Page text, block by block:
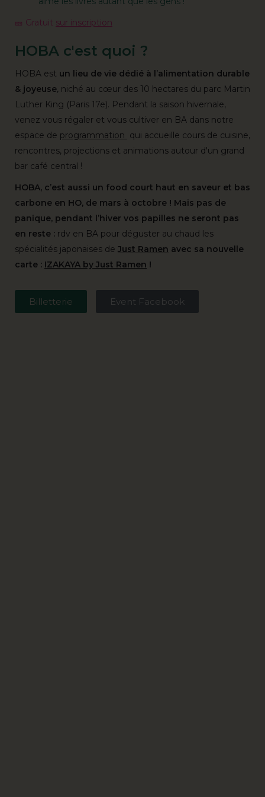
🎫 Gratuit sur inscription
HOBA c'est quoi ?
HOBA est un lieu de vie dédié à l’alimentation durable
& joyeuse, niché au cœur des 10 hectares du parc Martin
Luther King (Paris 17e). Pendant la saison hivernale,
venez vous régaler et vous cultiver en BA dans notre
espace de programmation qui accueille cours de cuisine,
rencontres, projections et animations autour d'un grand
bar café central !
HOBA, c’est aussi un food court haut en saveur et bas
carbone en HO, de mars à octobre ! Mais pas de
panique, pendant l’hiver vos papilles ne seront pas
en reste : rdv en BA pour déguster au chaud les
spécialités japonaises de Just Ramen avec sa nouvelle
carte : IZAKAYA by Just Ramen !
Billetterie Event Facebook